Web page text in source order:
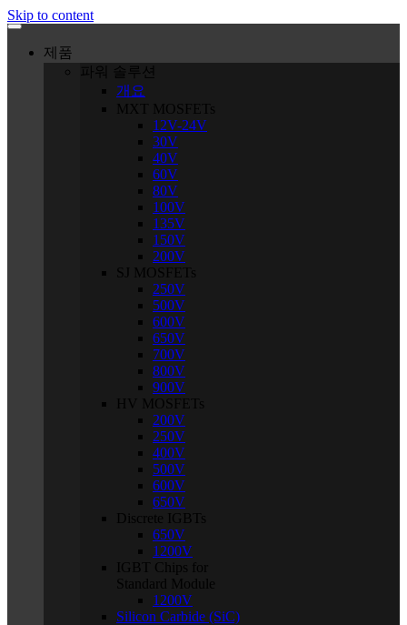
Skip to content
제품
파워 솔루션
개요
MXT MOSFETs
12V-24V
30V
40V
60V
80V
100V
135V
150V
200V
SJ MOSFETs
250V
500V
600V
650V
700V
800V
900V
HV MOSFETs
200V
250V
400V
500V
600V
650V
Discrete IGBTs
650V
1200V
IGBT Chips for
Standard Module
1200V
Silicon Carbide (SiC)